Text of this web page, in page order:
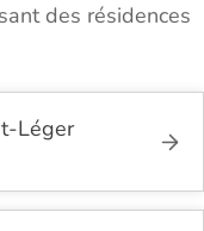
des résidences
Léger